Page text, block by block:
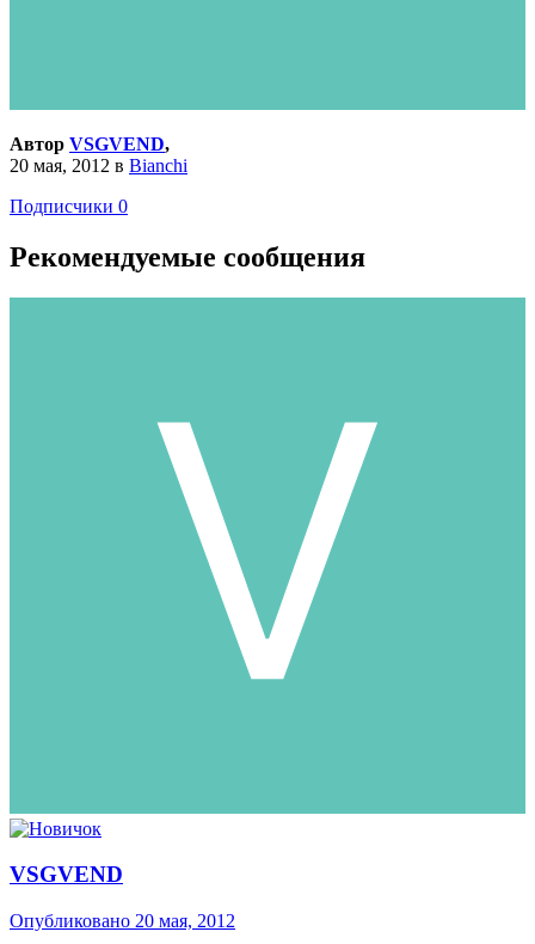
Автор VSGVEND,
20 мая, 2012 в Bianchi
Подписчики 0
Рекомендуемые сообщения
VSGVEND
Опубликовано 20 мая, 2012